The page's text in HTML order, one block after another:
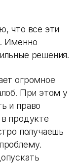
что все эти
Именно
решения.
огромное
При этом у
и право
продукте
получаешь